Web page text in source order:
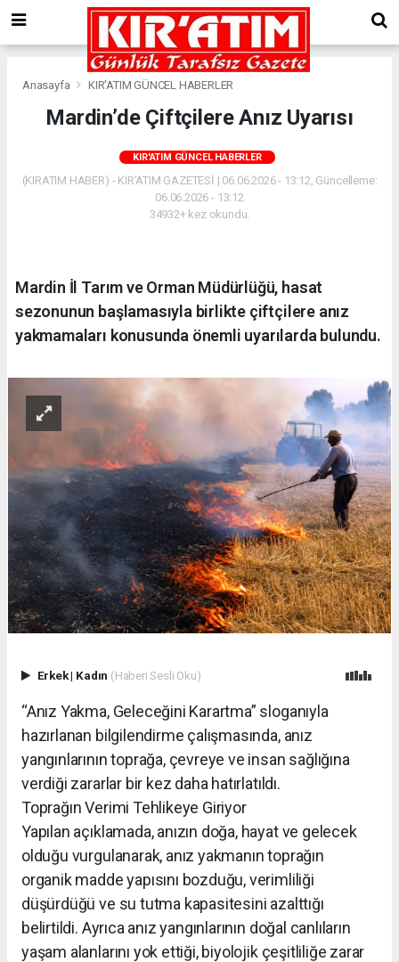
Anasayfa KIR'ATIM GÜNCEL HABERLER
Mardin’de Çiftçilere Anız Uyarısı
KIR'ATIM GÜNCEL HABERLER
(KIRATIM HABER) - KIR'ATIM GAZETESİ | 06.06.2026 - 13:12, Güncelleme:
06.06.2026 - 13:12
34932+ kez okundu.
Mardin İl Tarım ve Orman Müdürlüğü, hasat
sezonunun başlamasıyla birlikte çiftçilere anız
yakmamaları konusunda önemli uyarılarda bulundu.
Erkek| Kadın (Haberi Sesli Oku)
“Anız Yakma, Geleceğini Karartma” sloganıyla
hazırlanan bilgilendirme çalışmasında, anız
yangınlarının toprağa, çevreye ve insan sağlığına
verdiği zararlar bir kez daha hatırlatıldı.
Toprağın Verimi Tehlikeye Giriyor
Yapılan açıklamada, anızın doğa, hayat ve gelecek
olduğu vurgulanarak, anız yakmanın toprağın
organik madde yapısını bozduğu, verimliliği
düşürdüğü ve su tutma kapasitesini azalttığı
belirtildi. Ayrıca anız yangınlarının doğal canlıların
yaşam alanlarını yok ettiği, biyolojik çeşitliliğe zarar